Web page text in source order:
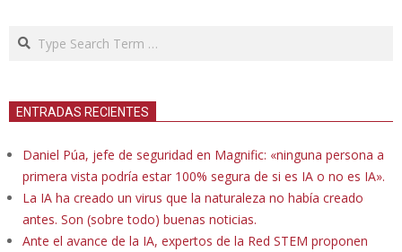
Search
ENTRADAS RECIENTES
Daniel Púa, jefe de seguridad en Magnific: «ninguna persona a
primera vista podría estar 100% segura de si es IA o no es IA».
La IA ha creado un virus que la naturaleza no había creado
antes. Son (sobre todo) buenas noticias.
Ante el avance de la IA, expertos de la Red STEM proponen